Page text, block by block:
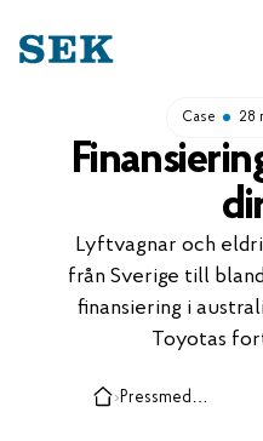
HOPPA
Case 28
Lyftvagnar och
från Sverige till
finansiering i
Toyotas
› Pressmeddelanden, case och insikter